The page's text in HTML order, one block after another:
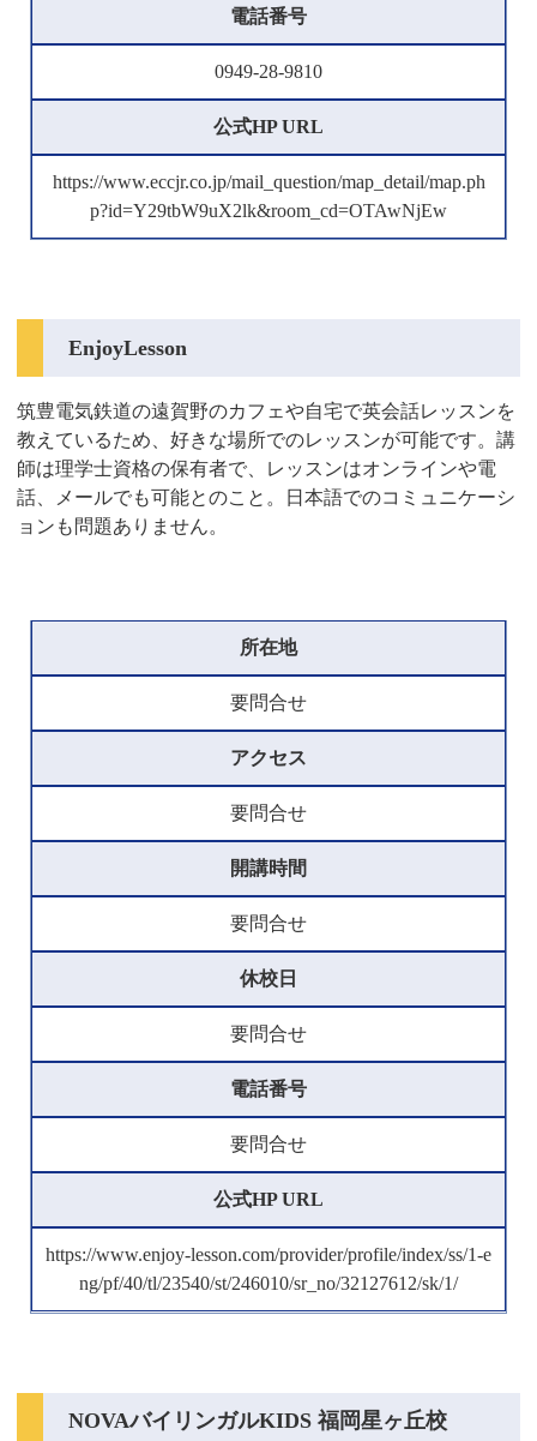
電話番号
0949-28-9810
公式HP URL
https://www.eccjr.co.jp/mail_question/map_detail/map.ph
p?id=Y29tbW9uX2lk&room_cd=OTAwNjEw
EnjoyLesson
筑豊電気鉄道の遠賀野のカフェや自宅で英会話レッスンを
教えているため、好きな場所でのレッスンが可能です。講
師は理学士資格の保有者で、レッスンはオンラインや電
話、メールでも可能とのこと。日本語でのコミュニケーシ
ョンも問題ありません。
所在地
要問合せ
アクセス
要問合せ
開講時間
要問合せ
休校日
要問合せ
電話番号
要問合せ
公式HP URL
https://www.enjoy-lesson.com/provider/profile/index/ss/1-e
ng/pf/40/tl/23540/st/246010/sr_no/32127612/sk/1/
NOVAバイリンガルKIDS 福岡星ヶ丘校